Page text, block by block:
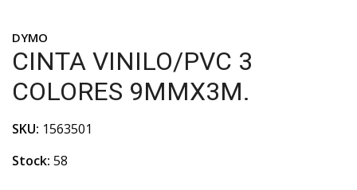
DYMO
CINTA VINILO/PVC 3
COLORES 9MMX3M.
SKU: 1563501
Stock: 58